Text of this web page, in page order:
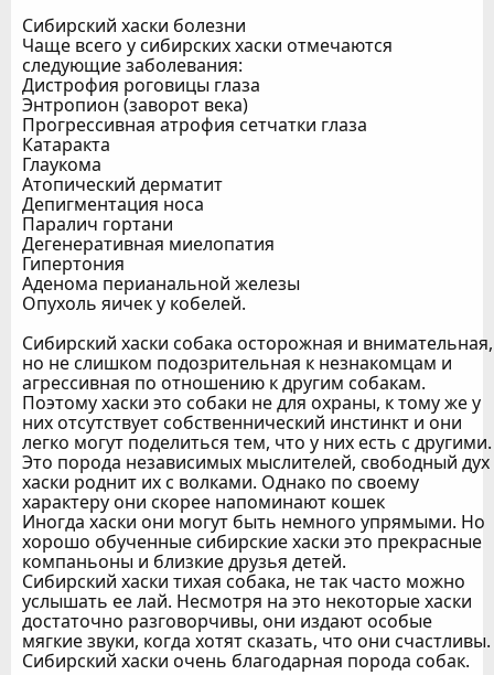
Сибирский хаски болезни
Чаще всего у сибирских хаски отмечаются
следующие заболевания:
Дистрофия роговицы глаза
Энтропион (заворот века)
Прогрессивная атрофия сетчатки глаза
Катаракта
Глаукома
Атопический дерматит
Депигментация носа
Паралич гортани
Дегенеративная миелопатия
Гипертония
Аденома перианальной железы
Опухоль яичек у кобелей.
Сибирский хаски собака осторожная и внимательная,
но не слишком подозрительная к незнакомцам и
агрессивная по отношению к другим собакам.
Поэтому хаски это собаки не для охраны, к тому же у
них отсутствует собственнический инстинкт и они
легко могут поделиться тем, что у них есть с другими.
Это порода независимых мыслителей, свободный дух
хаски роднит их с волками. Однако по своему
характеру они скорее напоминают кошек
Иногда хаски они могут быть немного упрямыми. Но
хорошо обученные сибирские хаски это прекрасные
компаньоны и близкие друзья детей.
Сибирский хаски тихая собака, не так часто можно
услышать ее лай. Несмотря на это некоторые хаски
достаточно разговорчивы, они издают особые
мягкие звуки, когда хотят сказать, что они счастливы.
Сибирский хаски очень благодарная порода собак.